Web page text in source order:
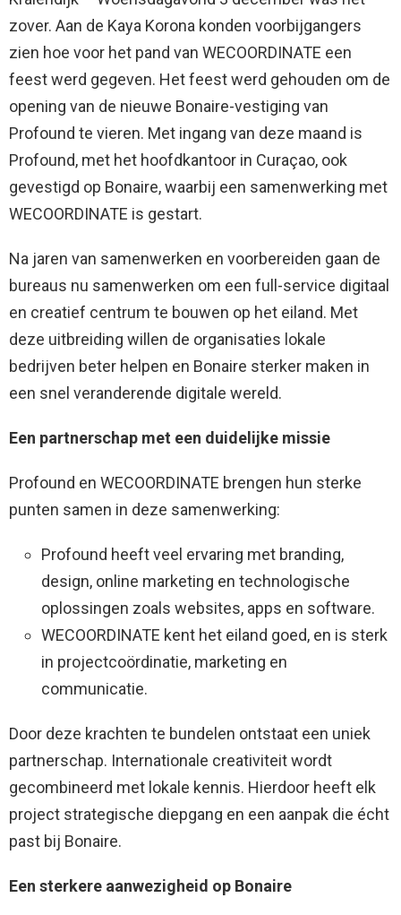
zover. Aan de Kaya Korona konden voorbijgangers
zien hoe voor het pand van WECOORDINATE een
feest werd gegeven. Het feest werd gehouden om de
opening van de nieuwe Bonaire-vestiging van
Profound te vieren. Met ingang van deze maand is
Profound, met het hoofdkantoor in Curaçao, ook
gevestigd op Bonaire, waarbij een samenwerking met
WECOORDINATE is gestart.
Na jaren van samenwerken en voorbereiden gaan de
bureaus nu samenwerken om een full-service digitaal
en creatief centrum te bouwen op het eiland. Met
deze uitbreiding willen de organisaties lokale
bedrijven beter helpen en Bonaire sterker maken in
een snel veranderende digitale wereld.
Een partnerschap met een duidelijke missie
Profound en WECOORDINATE brengen hun sterke
punten samen in deze samenwerking:
Profound heeft veel ervaring met branding,
design, online marketing en technologische
oplossingen zoals websites, apps en software.
WECOORDINATE kent het eiland goed, en is sterk
in projectcoördinatie, marketing en
communicatie.
Door deze krachten te bundelen ontstaat een uniek
partnerschap. Internationale creativiteit wordt
gecombineerd met lokale kennis. Hierdoor heeft elk
project strategische diepgang en een aanpak die écht
past bij Bonaire.
Een sterkere aanwezigheid op Bonaire